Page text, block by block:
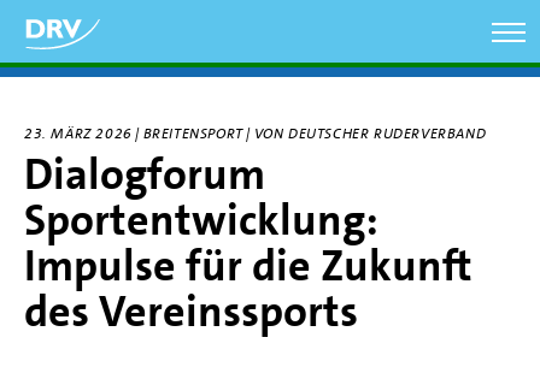
zum
Inhalt
23. MÄRZ 2026 | BREITENSPORT | VON DEUTSCHER RUDERVERBAND
Dialogforum
Sportentwicklung:
Impulse für die Zukunft
des Vereinssports